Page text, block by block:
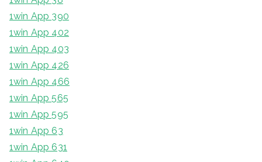
1win App 390
1win App 402
1win App 403
1win App 426
1win App 466
1win App 565
1win App 595
1win App 63
1win App 631